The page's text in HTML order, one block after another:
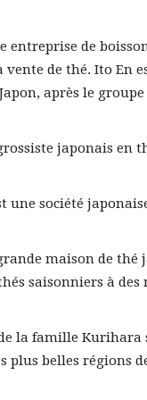
entreprise de
de thé. Ito En
après le
japonais en
une société
maison de thé
saisonniers à
la famille Kurihara
plus belles régions